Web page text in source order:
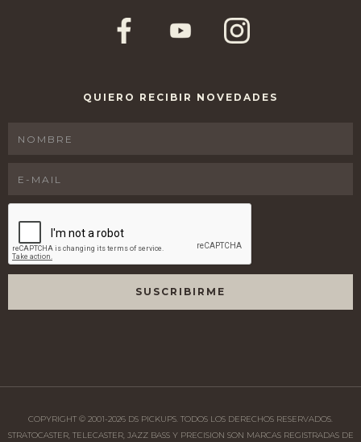
QUIERO RECIBIR NOVEDADES
COPYRIGHT © 2001-2026 DS PICKUPS. TODOS LOS DERECHOS RESERVADOS.
STRATOCASTER, TELECASTER, JAZZ BASS Y PRECISION SON MARCAS REGISTRADAS DE